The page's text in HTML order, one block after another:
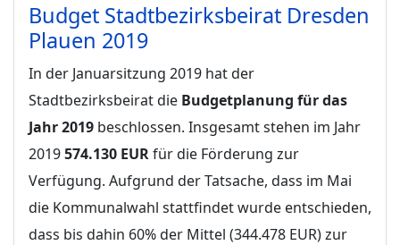
Budget Stadtbezirksbeirat Dresden
Plauen 2019
In der Januarsitzung 2019 hat der
Stadtbezirksbeirat die Budgetplanung für das
Jahr 2019 beschlossen. Insgesamt stehen im Jahr
2019574.130 EURfür die Förderung zur
Verfügung. Aufgrund der Tatsache, dass im Mai
die Kommunalwahl stattfindet wurde entschieden,
dass bis dahin 60% der Mittel (344.478 EUR) zur